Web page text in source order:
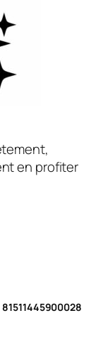
en profiter
81511445900028